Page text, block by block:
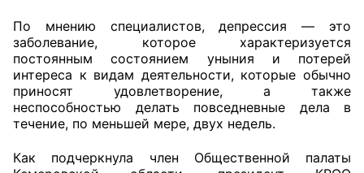
независимой оценки качества условий
оказания услуг
О Палате
Структура Палаты
Комиссии
По мнению специалистов, депрессия — это
заболевание, которое характеризуется
постоянным состоянием уныния и потерей
интереса к видам деятельности, которые обычно
приносят удовлетворение, а также
неспособностью делать повседневные дела в
течение, по меньшей мере, двух недель.
Как подчеркнула член Общественной палаты